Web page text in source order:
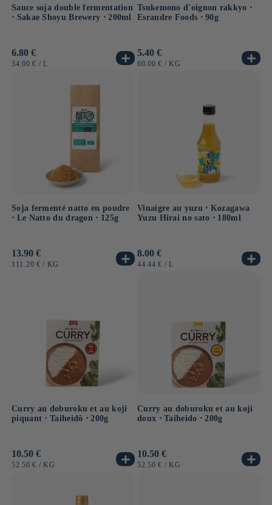
Sauce soja double fermentation
⋅ Sakae Shoyu Brewery ⋅ 200ml
Prix
habituel
6.80 €
PRIX
34.00 € / PAR
L
Tsukemono d'oignon rakkyo ⋅
Esrandre Foods ⋅ 90g
Prix
habituel
5.40 €
PRIX
60.00 € / PAR
KG
Soja fermenté natto en poudre
⋅ Le Natto du dragon ⋅ 125g
Prix
habituel
13.90 €
PRIX
111.20 € / PAR
KG
Vinaigre au yuzu ⋅ Kozagawa
Yuzu Hirai no sato ⋅ 180ml
Prix
habituel
8.00 €
PRIX
44.44 € / PAR
L
Curry au doburoku et au koji
piquant ⋅ Taiheidô ⋅ 200g
Prix
habituel
10.50 €
PRIX
52.50 € / PAR
KG
Curry au doburoku et au koji
doux ⋅ Taiheido ⋅ 200g
Prix
habituel
10.50 €
PRIX
52.50 € / PAR
KG